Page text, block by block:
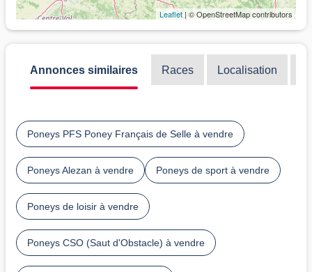
Leaflet | © OpenStreetMap contributors
Annonces similaires Races Localisation
Poneys PFS Poney Français de Selle à vendre
Poneys Alezan à vendre Poneys de sport à vendre
Poneys de loisir à vendre
Poneys CSO (Saut d'Obstacle) à vendre